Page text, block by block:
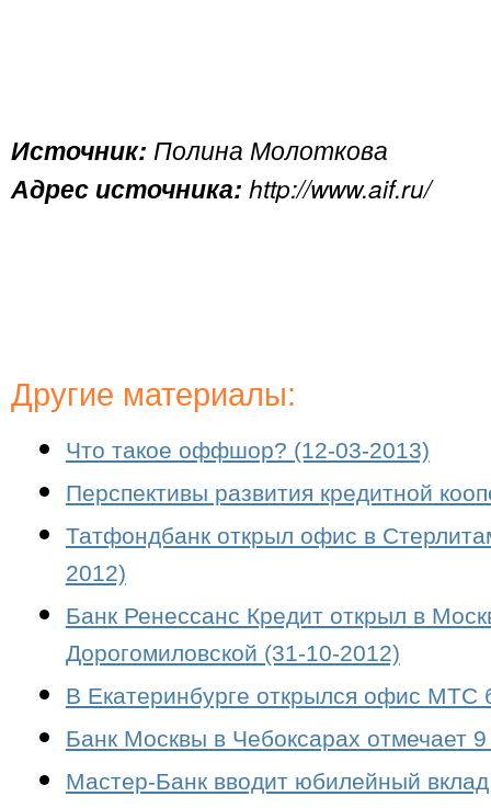
Источник: Полина Молоткова
Адрес источника: http://www.aif.ru/
Другие материалы:
Что такое оффшор? (12-03-2013)
Перспективы развития кредитной
Татфондбанк открыл офис в
2012)
Банк Ренессанс Кредит открыл в
Дорогомиловской (31-10-2012)
В Екатеринбурге открылся офис МТС
Банк Москвы в Чебоксарах отмечает
Мастер-Банк вводит юбилейный